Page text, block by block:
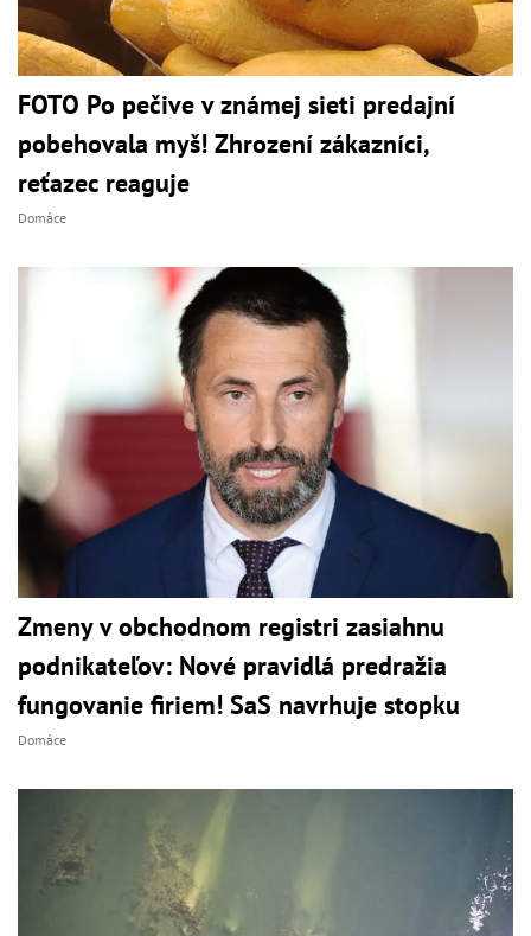
FOTO Po pečive v známej sieti predajní
pobehovala myš! Zhrození zákazníci,
reťazec reaguje
Domáce
Zmeny v obchodnom registri zasiahnu
podnikateľov: Nové pravidlá predražia
fungovanie firiem! SaS navrhuje stopku
Domáce